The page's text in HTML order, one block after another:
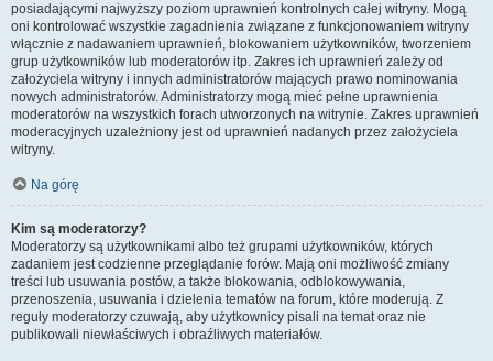
posiadającymi najwyższy poziom uprawnień kontrolnych całej witryny. Mogą
oni kontrolować wszystkie zagadnienia związane z funkcjonowaniem witryny
włącznie z nadawaniem uprawnień, blokowaniem użytkowników, tworzeniem
grup użytkowników lub moderatorów itp. Zakres ich uprawnień zależy od
założyciela witryny i innych administratorów mających prawo nominowania
nowych administratorów. Administratorzy mogą mieć pełne uprawnienia
moderatorów na wszystkich forach utworzonych na witrynie. Zakres uprawnień
moderacyjnych uzależniony jest od uprawnień nadanych przez założyciela
witryny.
Na górę
Kim są moderatorzy?
Moderatorzy są użytkownikami albo też grupami użytkowników, których
zadaniem jest codzienne przeglądanie forów. Mają oni możliwość zmiany
treści lub usuwania postów, a także blokowania, odblokowywania,
przenoszenia, usuwania i dzielenia tematów na forum, które moderują. Z
reguły moderatorzy czuwają, aby użytkownicy pisali na temat oraz nie
publikowali niewłaściwych i obraźliwych materiałów.